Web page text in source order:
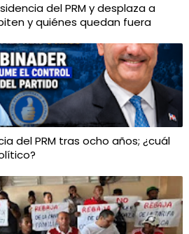
del PRM y desplaza a
y quiénes quedan fuera
del PRM tras ocho años; ¿cuál